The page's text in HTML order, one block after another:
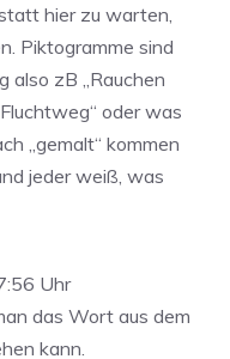
hier zu warten,
Piktogramme sind
also zB „Rauchen
oder was
„gemalt“ kommen
jeder weiß, was
Uhr
das Wort aus dem
kann.